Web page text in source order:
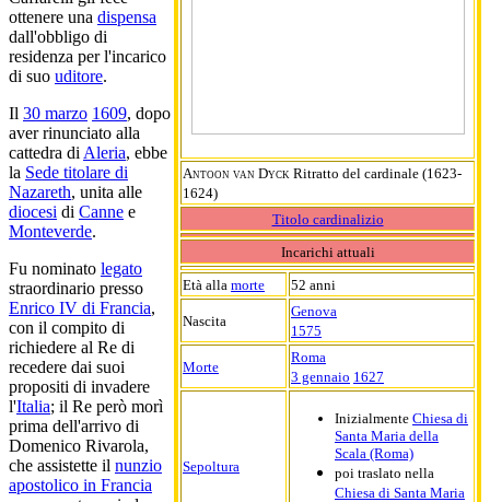
Antoon van Dyck Ritratto del cardinale (1623-
1624)
Titolo cardinalizio
Incarichi attuali
Età alla morte 52 anni
Nascita
Genova
1575
Morte
Roma
3 gennaio 1627
Sepoltura
Inizialmente Chiesa di
Santa Maria della
Scala (Roma)
poi traslato nella
Chiesa di Santa Maria
ottenere una dispensa
dall'obbligo di
residenza per l'incarico
di suo uditore.
Il 30 marzo 1609, dopo
aver rinunciato alla
cattedra diAleria, ebbe
la Sede titolare di
Nazareth, unita alle
diocesi di Canne e
Monteverde.
Fu nominato legato
straordinario presso
Enrico IV di Francia,
con il compito di
richiedere al Re di
recedere dai suoi
propositi di invadere
l'Italia; il Re però morì
prima dell'arrivo di
Domenico Rivarola,
che assistette il nunzio
apostolico in Francia